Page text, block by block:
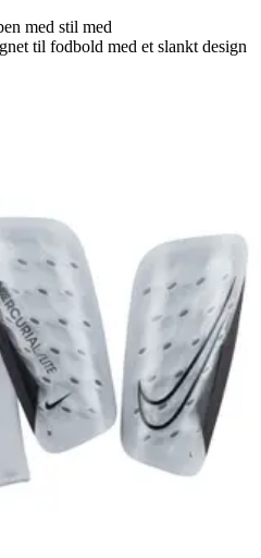
med stil med
til fodbold med et slankt design